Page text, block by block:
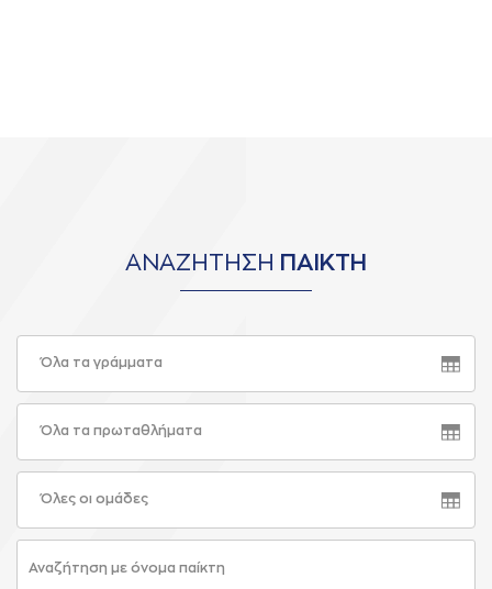
ΑΝΑΖΗΤΗΣΗ ΠΑΙΚΤΗ
Όλα τα γράμματα
Όλα τα πρωταθλήματα
Όλες οι ομάδες